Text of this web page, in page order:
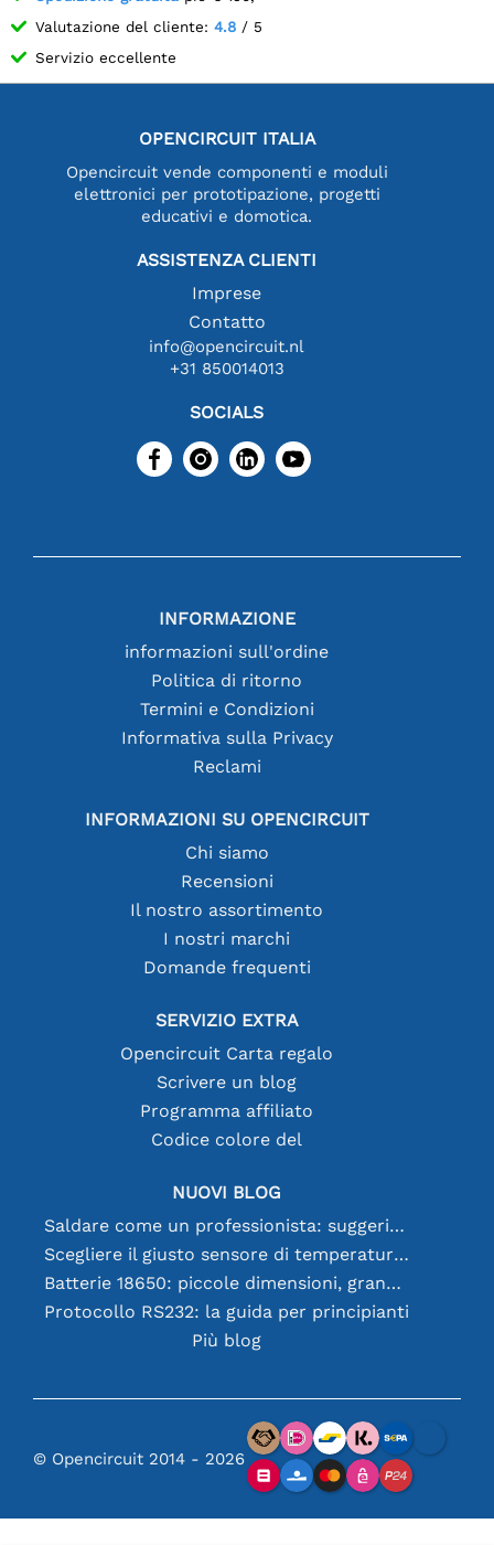
Valutazione del cliente: 4.8 / 5
Servizio eccellente
OPENCIRCUIT ITALIA
Opencircuit vende componenti e moduli
elettronici per prototipazione, progetti
educativi e domotica.
ASSISTENZA CLIENTI
Imprese
Contatto
info@opencircuit.nl
+31 850014013
SOCIALS
INFORMAZIONE
informazioni sull'ordine
Politica di ritorno
Termini e Condizioni
Informativa sulla Privacy
Reclami
INFORMAZIONI SU OPENCIRCUIT
Chi siamo
Recensioni
Il nostro assortimento
I nostri marchi
Domande frequenti
SERVIZIO EXTRA
Opencircuit Carta regalo
Scrivere un blog
Programma affiliato
Codice colore del
NUOVI BLOG
Saldare come un professionista: suggerimenti per connessioni elettroniche perfette
Scegliere il giusto sensore di temperatura [youtube]
Batterie 18650: piccole dimensioni, grandi prestazioni
Protocollo RS232: la guida per principianti
Più blog
© Opencircuit 2014 - 2026